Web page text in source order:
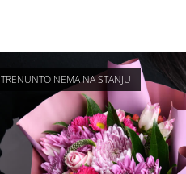
TRENUNTO NEMA NA STANJU